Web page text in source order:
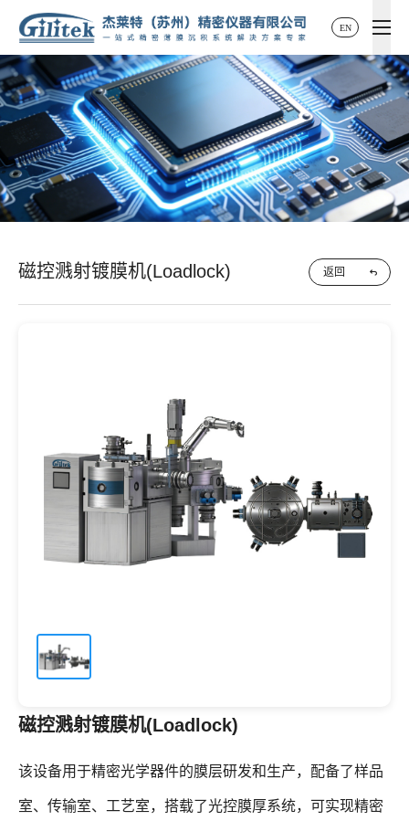
EN
EN
磁控溅射镀膜机(Loadlock) 返回
磁控溅射镀膜机(Loadlock)
该设备用于精密光学器件的膜层研发和生产，配备了样品
室、传输室、工艺室，搭载了光控膜厚系统，可实现精密